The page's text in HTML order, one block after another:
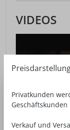
VIDEOS
Privatkunden
Geschäftskunden
Verkauf und